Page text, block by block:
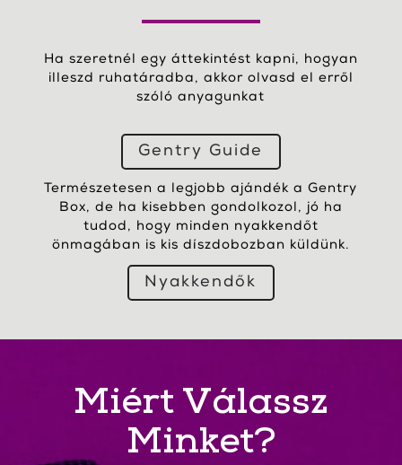
Ha szeretnél egy áttekintést kapni, hogyan
illeszd ruhatáradba, akkor olvasd el erről
szóló anyagunkat
Gentry Guide
Természetesen a legjobb ajándék a Gentry
Box, de ha kisebben gondolkozol, jó ha
tudod, hogy minden nyakkendőt
önmagában is kis díszdobozban küldünk.
Nyakkendők
Miért Válassz
Minket?